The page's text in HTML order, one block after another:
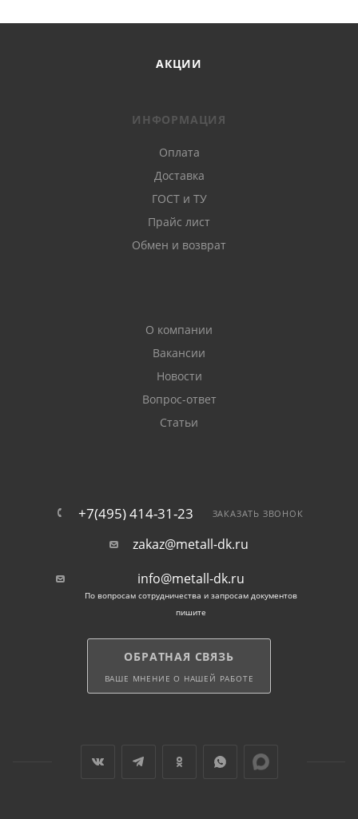
АКЦИИ
ИНФОРМАЦИЯ
Оплата
Доставка
ГОСТ и ТУ
Прайс лист
Обмен и возврат
О компании
Вакансии
Новости
Вопрос-ответ
Статьи
+7(495) 414-31-23 ЗАКАЗАТЬ ЗВОНОК
zakaz@metall-dk.ru
info@metall-dk.ru
По вопросам сотрудничества и запросам документов
пишите
ОБРАТНАЯ СВЯЗЬ
ВАШЕ МНЕНИЕ О НАШЕЙ РАБОТЕ